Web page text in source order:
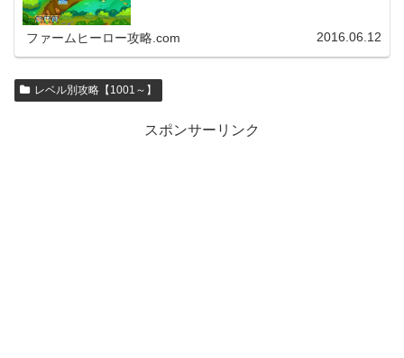
ファームヒーロー攻略.com 2016.06.12
レベル別攻略【1001～】
スポンサーリンク